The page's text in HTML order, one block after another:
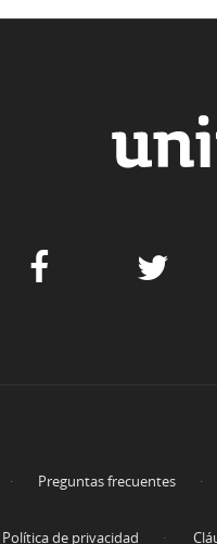
Preguntas frecuentes
Política de privacidad